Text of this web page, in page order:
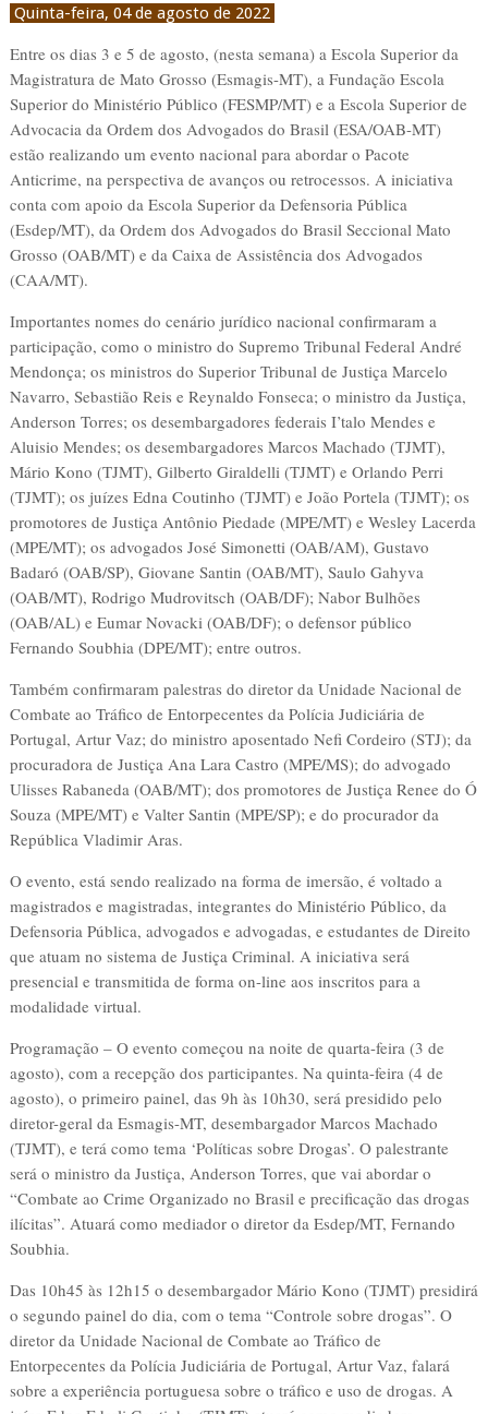
Quinta-feira, 04 de agosto de 2022
Entre os dias 3 e 5 de agosto, (nesta semana) a Escola Superior da
Magistratura de Mato Grosso (Esmagis-MT), a Fundação Escola
Superior do Ministério Público (FESMP/MT) e a Escola Superior de
Advocacia da Ordem dos Advogados do Brasil (ESA/OAB-MT)
estão realizando um evento nacional para abordar o Pacote
Anticrime, na perspectiva de avanços ou retrocessos. A iniciativa
conta com apoio da Escola Superior da Defensoria Pública
(Esdep/MT), da Ordem dos Advogados do Brasil Seccional Mato
Grosso (OAB/MT) e da Caixa de Assistência dos Advogados
(CAA/MT).
Importantes nomes do cenário jurídico nacional confirmaram a
participação, como o ministro do Supremo Tribunal Federal André
Mendonça; os ministros do Superior Tribunal de Justiça Marcelo
Navarro, Sebastião Reis e Reynaldo Fonseca; o ministro da Justiça,
Anderson Torres; os desembargadores federais I’talo Mendes e
Aluisio Mendes; os desembargadores Marcos Machado (TJMT),
Mário Kono (TJMT), Gilberto Giraldelli (TJMT) e Orlando Perri
(TJMT); os juízes Edna Coutinho (TJMT) e João Portela (TJMT); os
promotores de Justiça Antônio Piedade (MPE/MT) e Wesley Lacerda
(MPE/MT); os advogados José Simonetti (OAB/AM), Gustavo
Badaró (OAB/SP), Giovane Santin (OAB/MT), Saulo Gahyva
(OAB/MT), Rodrigo Mudrovitsch (OAB/DF); Nabor Bulhões
(OAB/AL) e Eumar Novacki (OAB/DF); o defensor público
Fernando Soubhia (DPE/MT); entre outros.
Também confirmaram palestras do diretor da Unidade Nacional de
Combate ao Tráfico de Entorpecentes da Polícia Judiciária de
Portugal, Artur Vaz; do ministro aposentado Nefi Cordeiro (STJ); da
procuradora de Justiça Ana Lara Castro (MPE/MS); do advogado
Ulisses Rabaneda (OAB/MT); dos promotores de Justiça Renee do Ó
Souza (MPE/MT) e Valter Santin (MPE/SP); e do procurador da
República Vladimir Aras.
O evento, está sendo realizado na forma de imersão, é voltado a
magistrados e magistradas, integrantes do Ministério Público, da
Defensoria Pública, advogados e advogadas, e estudantes de Direito
que atuam no sistema de Justiça Criminal. A iniciativa será
presencial e transmitida de forma on-line aos inscritos para a
modalidade virtual.
Programação – O evento começou na noite de quarta-feira (3 de
agosto), com a recepção dos participantes. Na quinta-feira (4 de
agosto), o primeiro painel, das 9h às 10h30, será presidido pelo
diretor-geral da Esmagis-MT, desembargador Marcos Machado
(TJMT), e terá como tema ‘Políticas sobre Drogas’. O palestrante
será o ministro da Justiça, Anderson Torres, que vai abordar o
“Combate ao Crime Organizado no Brasil e precificação das drogas
ilícitas”. Atuará como mediador o diretor da Esdep/MT, Fernando
Soubhia.
Das 10h45 às 12h15 o desembargador Mário Kono (TJMT) presidirá
o segundo painel do dia, com o tema “Controle sobre drogas”. O
diretor da Unidade Nacional de Combate ao Tráfico de
Entorpecentes da Polícia Judiciária de Portugal, Artur Vaz, falará
sobre a experiência portuguesa sobre o tráfico e uso de drogas. A